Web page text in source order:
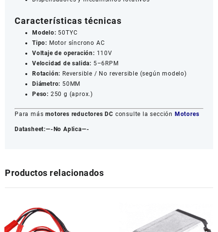
Características técnicas
Modelo: 50TYC
Tipo: Motor síncrono AC
Voltaje de operación: 110V
Velocidad de salida: 5–6RPM
Rotación: Reversible / No reversible (según modelo)
Diámetro: 50MM
Peso: 250 g (aprox.)
Para másmotores reductores DC consulte la sección Motores
Datasheet:—-No Aplica—-
Productos relacionados